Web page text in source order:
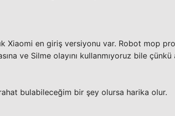
Xiaomi en giriş versiyonu var. Robot mop
ve Silme olayını kullanmıyoruz bile
bulabileceğim bir şey olursa harika olur.